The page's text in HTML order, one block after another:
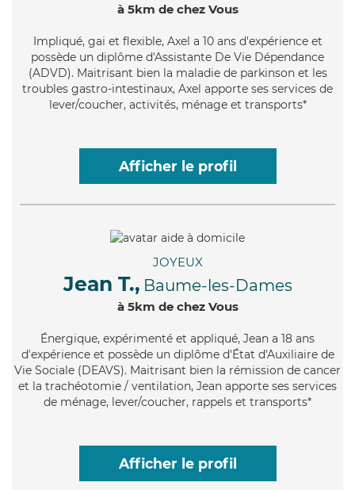
à 5km de chez Vous
Impliqué, gai et flexible, Axel a 10 ans d'expérience et
possède un diplôme d'Assistante De Vie Dépendance
(ADVD). Maitrisant bien la maladie de parkinson et les
troubles gastro-intestinaux, Axel apporte ses services de
lever/coucher, activités, ménage et transports*
Afficher le profil
JOYEUX
Jean T., Baume-les-Dames
à 5km de chez Vous
Énergique, expérimenté et appliqué, Jean a 18 ans
d'expérience et possède un diplôme d'État d'Auxiliaire de
Vie Sociale (DEAVS). Maitrisant bien la rémission de cancer
et la trachéotomie / ventilation, Jean apporte ses services
de ménage, lever/coucher, rappels et transports*
Afficher le profil